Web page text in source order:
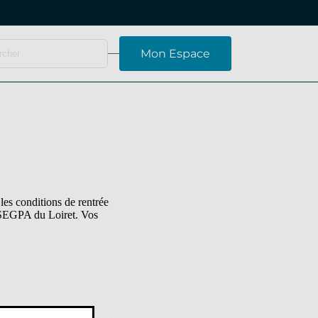
Mon Espace
conditions de rentrée
du Loiret. Vos